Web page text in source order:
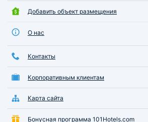
Добавить объект размещения
О нас
Контакты
Корпоративным клиентам
Карта сайта
Бонусная программа 101Hotels.com